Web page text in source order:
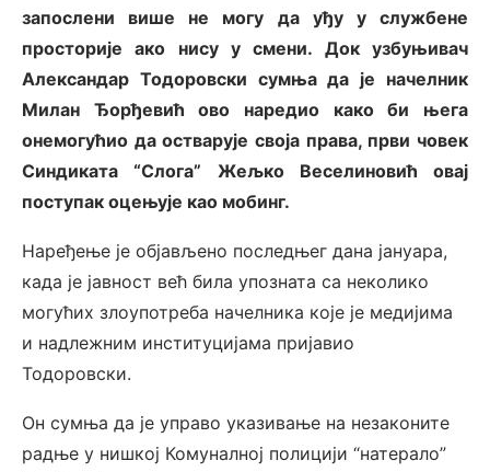
запослени више не могу да уђу у службене
просторије ако нису у смени. Док узбуњивач
Александар Тодоровски сумња да је начелник
Милан Ђорђевић ово наредио како би њега
онемогућио да остварује своја права, први човек
Синдиката “Слога” Жељко Веселиновић овај
поступак оцењује као мобинг.
Наређење је објављено последњег дана јануара,
када је јавност већ била упозната са неколико
могућих злоупотреба начелника које је медијима
и надлежним институцијама пријавио
Тодоровски.
Он сумња да је управо указивање на незаконите
радње у нишкој Комуналној полицији “натерало”